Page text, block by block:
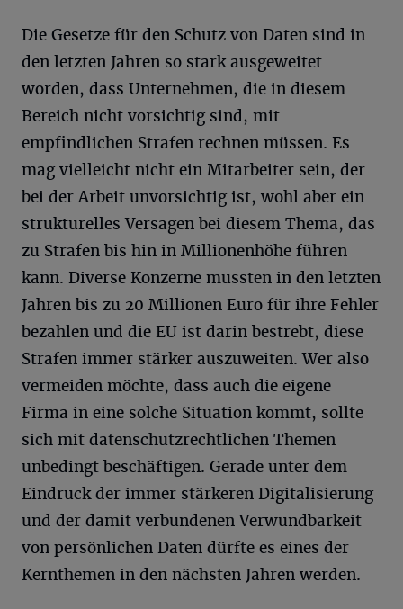
Die Gesetze für den Schutz von Daten sind in
den letzten Jahren so stark ausgeweitet
worden, dass Unternehmen, die in diesem
Bereich nicht vorsichtig sind, mit
empfindlichen Strafen rechnen müssen. Es
mag vielleicht nicht ein Mitarbeiter sein, der
bei der Arbeit unvorsichtig ist, wohl aber ein
strukturelles Versagen bei diesem Thema, das
zu Strafen bis hin in Millionenhöhe führen
kann. Diverse Konzerne mussten in den letzten
Jahren bis zu 20 Millionen Euro für ihre Fehler
bezahlen und die EU ist darin bestrebt, diese
Strafen immer stärker auszuweiten. Wer also
vermeiden möchte, dass auch die eigene
Firma in eine solche Situation kommt, sollte
sich mit datenschutzrechtlichen Themen
unbedingt beschäftigen. Gerade unter dem
Eindruck der immer stärkeren Digitalisierung
und der damit verbundenen Verwundbarkeit
von persönlichen Daten dürfte es eines der
Kernthemen in den nächsten Jahren werden.